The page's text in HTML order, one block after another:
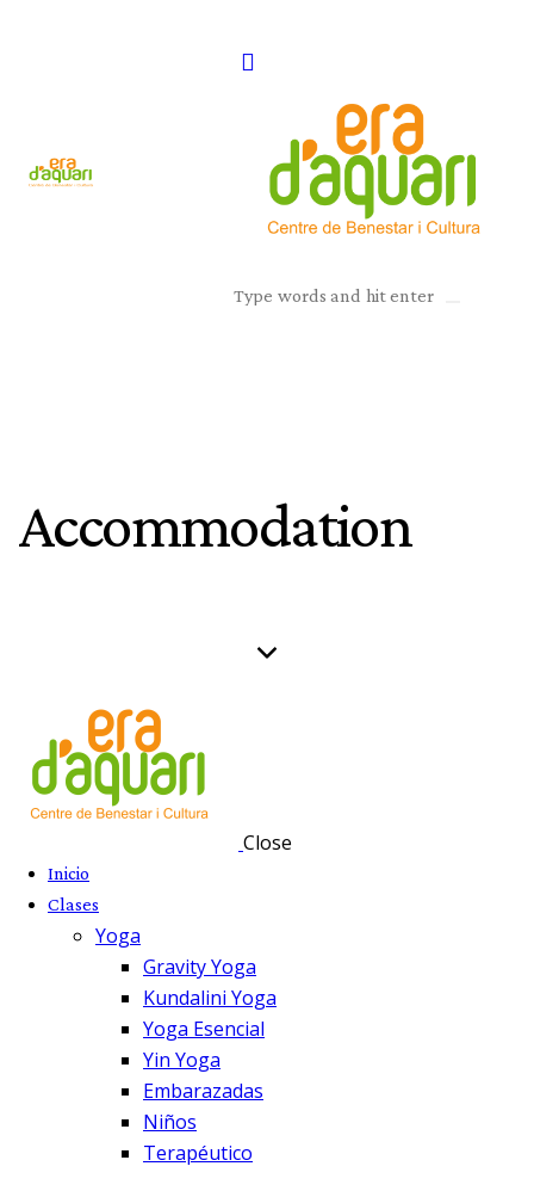
Accommodation
Close
Inicio
Clases
Yoga
Gravity Yoga
Kundalini Yoga
Yoga Esencial
Yin Yoga
Embarazadas
Niños
Terapéutico